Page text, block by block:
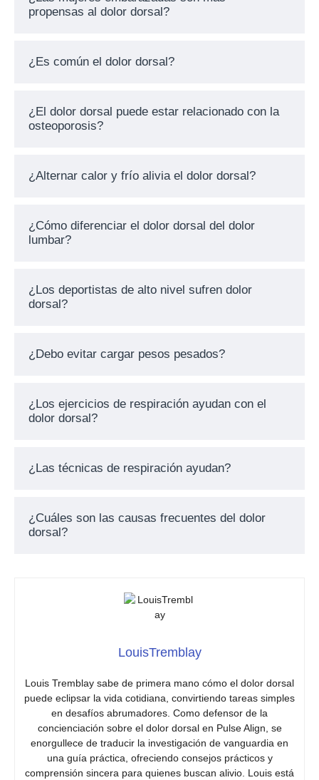
propensas al dolor dorsal?
¿Es común el dolor dorsal?
¿El dolor dorsal puede estar relacionado con la
osteoporosis?
¿Alternar calor y frío alivia el dolor dorsal?
¿Cómo diferenciar el dolor dorsal del dolor
lumbar?
¿Los deportistas de alto nivel sufren dolor
dorsal?
¿Debo evitar cargar pesos pesados?
¿Los ejercicios de respiración ayudan con el
dolor dorsal?
¿Las técnicas de respiración ayudan?
¿Cuáles son las causas frecuentes del dolor
dorsal?
LouisTremblay
Louis Tremblay sabe de primera mano cómo el dolor dorsal
puede eclipsar la vida cotidiana, convirtiendo tareas simples
en desafíos abrumadores. Como defensor de la
concienciación sobre el dolor dorsal en Pulse Align, se
enorgullece de traducir la investigación de vanguardia en
una guía práctica, ofreciendo consejos prácticos y
comprensión sincera para quienes buscan alivio. Louis está